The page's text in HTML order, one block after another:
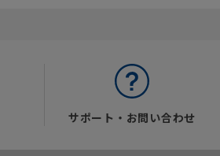
サポート・お問い合わせ